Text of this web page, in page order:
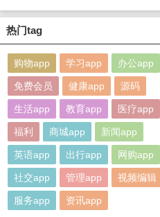
热门tag
购物app 学习app 办公app
免费会员 健康app 源码
生活app 教育app 医疗app
福利 商城app 新闻app
英语app 出行app 网购app
社交app 管理app 视频编辑
服务app 资讯app